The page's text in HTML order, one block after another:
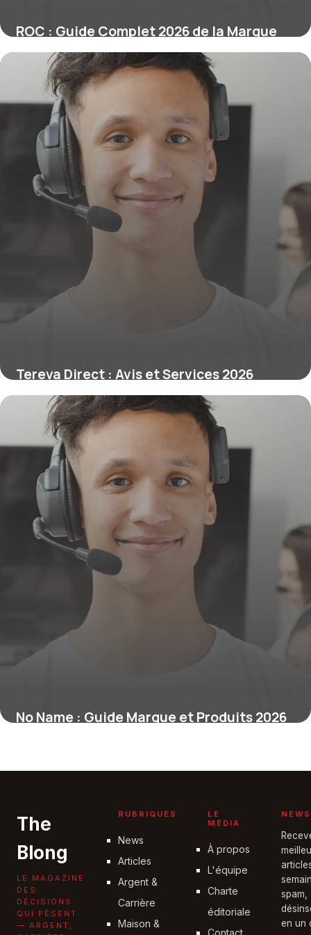
ROC : Guide Complet 2026 de la Marque
3 juin 2026
Tereva Direct : Avis et Services 2026
30 mai 2026
No Name : Guide Marque et Produits 2026
The
Blong
LE MAGAZINE
DES
DÉCISIONS
QUI PÈSENT
— ARGENT,
RUBRIQUES
News
Articles
Argent &
Carrière
Maison &
LE
MÉDIA
À propos
L'équipe
Charte
éditoriale
spam,
en un